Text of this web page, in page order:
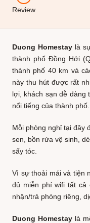
Review
Duong Homestaylà sự
thành phố Đồng Hới
thành phố 40 km và
này thu hút được rất
lợi, khách sạn dễ dàng
nổi tiếng của thành phố.
Mỗi phòng nghỉ tại đây
sen, bồn rửa vệ sinh,
sấy tóc.
Vì sự thoải mái và tiện
đủ miễn phí wifi tất cả
nhận/trả phòng riêng,
Duong Homestaylà